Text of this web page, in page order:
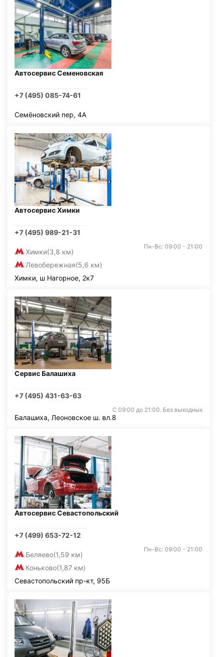
Автосервис Семеновская
+7 (495) 085-74-61
Семёновский пер, 4А
Автосервис Химки
+7 (495) 989-21-31
Химки(3,8 км)
Левобережная(5,6 км)
Пн-Вс: 09:00 - 21:00
Химки, ш Нагорное, 2к7
Сервис Балашиха
+7 (495) 431-63-63
С 09:00 до 21:00. Без выходных
Балашиха, Леоновское ш. вл.8
Автосервис Севастопольский
+7 (499) 653-72-12
Беляево(1,59 км)
Коньково(1,87 км)
Пн-Вс: 09:00 - 21:00
Севастопольский пр-кт, 95Б